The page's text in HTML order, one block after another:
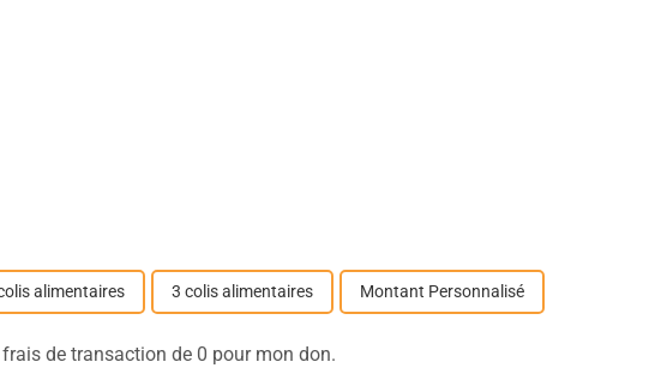
alimentaires 3 colis alimentaires Montant Personnalisé
de transaction de 0 pour mon don.